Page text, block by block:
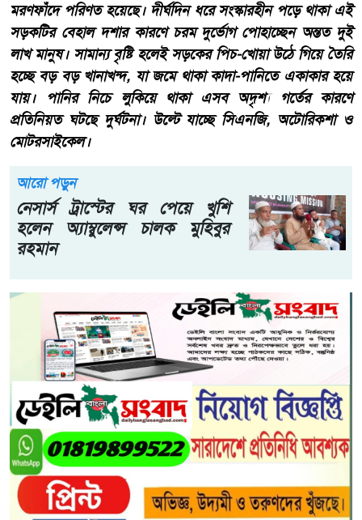
মরণফাঁদে পরিণত হয়েছে। দীর্ঘদিন ধরে সংস্কারহীন পড়ে থাকা এই
সড়কটির বেহাল দশার কারণে চরম দুর্ভোগ পোহাচ্ছেন অন্তত দুই
লাখ মানুষ। সামান্য বৃষ্টি হলেই সড়কের পিচ-খোয়া উঠে গিয়ে তৈরি
হচ্ছে বড় বড় খানাখন্দ, যা জমে থাকা কাদা-পানিতে একাকার হয়ে
যায়। পানির নিচে লুকিয়ে থাকা এসব অদৃশ্য গর্তের কারণে
প্রতিনিয়ত ঘটছে দুর্ঘটনা। উল্টে যাচ্ছে সিএনজি, অটোরিকশা ও
মোটরসাইকেল।
আরো পড়ুন
নেসার্স ট্রাস্টের ঘর পেয়ে খুশি
হলেন অ্যাম্বুলেন্স চালক মুহিবুর
রহমান